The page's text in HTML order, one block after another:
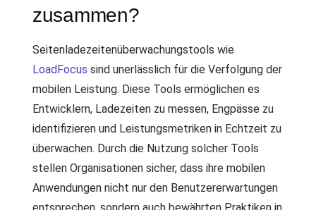
zusammen?
Seitenladezeitenüberwachungstools wie
LoadFocus sind unerlässlich für die Verfolgung der
mobilen Leistung. Diese Tools ermöglichen es
Entwicklern, Ladezeiten zu messen, Engpässe zu
identifizieren und Leistungsmetriken in Echtzeit zu
überwachen. Durch die Nutzung solcher Tools
stellen Organisationen sicher, dass ihre mobilen
Anwendungen nicht nur den Benutzererwartungen